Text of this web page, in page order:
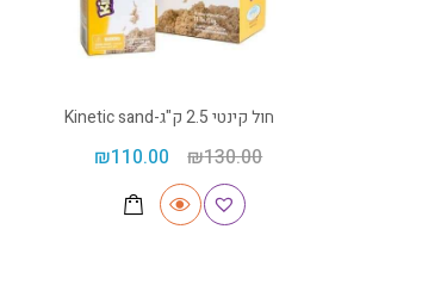
חול קינטי 2.5 ק"ג-Kinetic sand
₪130.00
₪110.00